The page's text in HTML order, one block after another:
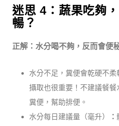
迷思 4：蔬果吃夠
暢？
正解：水分喝不夠，反而會便
水分不足，糞便會乾硬不
攝取也很重要！不建議餐
糞便，幫助排便。
水分每日建議量（毫升）
：